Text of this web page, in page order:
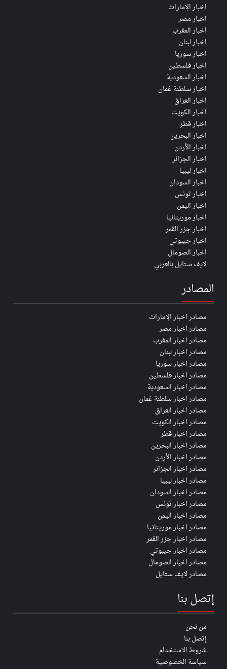
اخبار الإمارات
اخبار مصر
اخبار المغرب
اخبار لبنان
اخبار سوريا
اخبار فلسطين
اخبار السعودية
اخبار سلطنة عُمان
اخبار العراق
اخبار الكويت
اخبار قطر
اخبار البحرين
اخبار الأردن
اخبار الجزائر
اخبار ليبيا
اخبار السودان
اخبار تونس
اخبار اليمن
اخبار موريتانيا
اخبار جزر القمر
اخبار جيبوتي
اخبار الصومال
لايف ستايل بالعربي
المصادر
مصادر اخبار الإمارات
مصادر اخبار مصر
مصادر اخبار المغرب
مصادر اخبار لبنان
مصادر اخبار سوريا
مصادر اخبار فلسطين
مصادر اخبار السعودية
مصادر اخبار سلطنة عُمان
مصادر اخبار العراق
مصادر اخبار الكويت
مصادر اخبار قطر
مصادر اخبار البحرين
مصادر اخبار الأردن
مصادر اخبار الجزائر
مصادر اخبار ليبيا
مصادر اخبار السودان
مصادر اخبار تونس
مصادر اخبار اليمن
مصادر اخبار موريتانيا
مصادر اخبار جزر القمر
مصادر اخبار جيبوتي
مصادر اخبار الصومال
مصادر لايف ستايل
إتصل بنا
من نحن
إتصل بنا
شروط الاستخدام
سياسة الخصوصية